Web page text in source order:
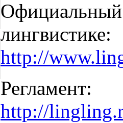
Официальный
лингвистике:
http://
Регламент:
http://